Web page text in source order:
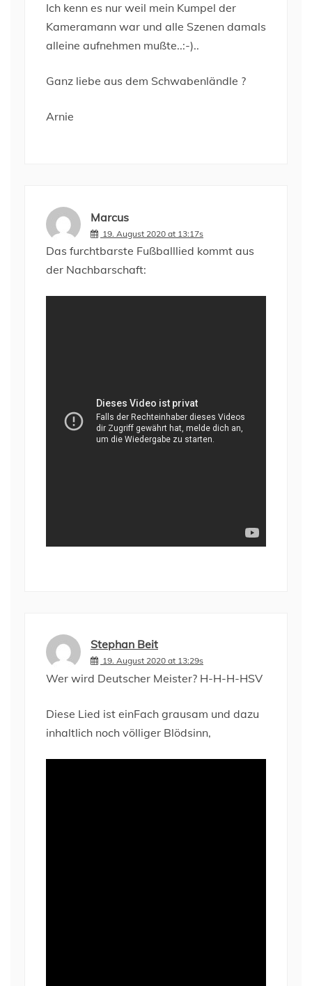
Ich kenn es nur weil mein Kumpel der
Kameramann war und alle Szenen damals
alleine aufnehmen mußte..:-)..
Ganz liebe aus dem Schwabenländle ?
Arnie
Marcus
19. August 2020 at 13:17s
Das furchtbarste Fußballlied kommt aus
der Nachbarschaft:
Stephan Beit
19. August 2020 at 13:29s
Wer wird Deutscher Meister? H-H-H-HSV
Diese Lied ist einFach grausam und dazu
inhaltlich noch völliger Blödsinn,